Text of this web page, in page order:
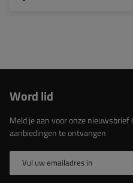
Word lid
Meld je aan voor onze
aanbiedingen te ontvangen
Vul uw emailadres in